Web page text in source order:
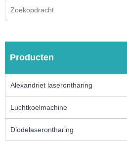
Producten
Alexandriet laserontharing
Luchtkoelmachine
Diodelaserontharing